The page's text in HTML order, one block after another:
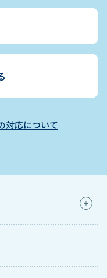
対応について